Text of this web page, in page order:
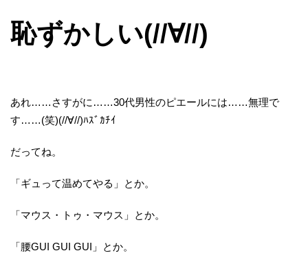
恥ずかしい(//∀//)
あれ……さすがに……30代男性のピエールには……無理で
す……(笑)(//∀//)ﾊｽﾞｶﾁｲ
だってね。
「ギュって温めてやる」とか。
「マウス・トゥ・マウス」とか。
「腰GUI GUI GUI」とか。